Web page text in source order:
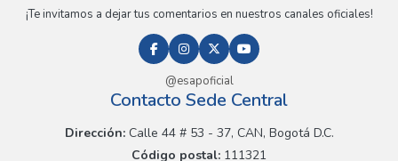
¡Te invitamos a dejar tus comentarios en nuestros canales oficiales!
@esapoficial
Contacto Sede Central
Dirección:Calle 44 # 53 - 37, CAN, Bogotá D.C.
Código postal: 111321